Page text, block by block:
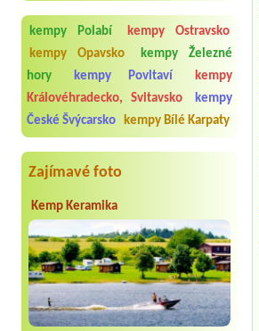
kempy Polabí
kempy Ostravsko
kempy Opavsko
kempy Železné
hory
kempy Povltaví
kempy
Královéhradecko, Svitavsko
kempy
České Švýcarsko
kempy Bílé Karpaty
Zajímavé foto
Kemp Keramika